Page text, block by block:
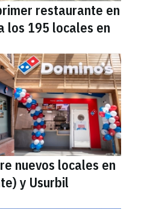
restaurante en
los 195 locales en
nuevos locales en
y Usurbil